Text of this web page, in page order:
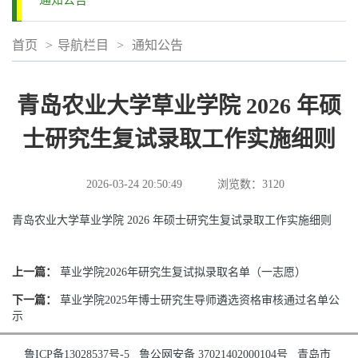
首页 > 导航栏目 > 通知公告
青岛农业大学草业学院 2026 年硕
士研究生复试录取工作实施细则
2026-03-24 20:50:49 浏览数： 3120
青岛农业大学草业学院 2026 年硕士研究生复试录取工作实施细则
上一篇： 草业学院2026年研究生复试拟录取名单（一志愿）
下一篇：
草业学院2025年博士研究生导师遴选资格审核通过名单公
示
鲁ICP备13028537号-5 鲁公网安备 37021402000104号 青岛市